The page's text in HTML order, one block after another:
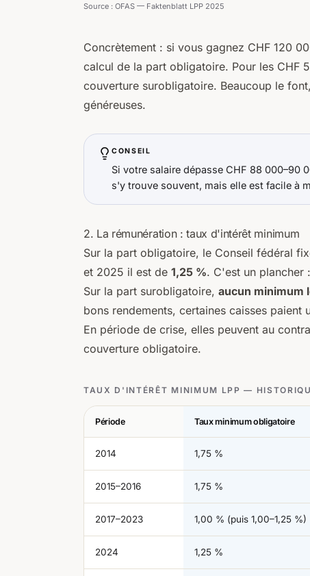
Source : OFAS — Faktenblatt LPP 2025
Concrètement : si vous gagnez CHF 120
calcul de la part obligatoire. Pour les CHF
couverture surobligatoire. Beaucoup le
généreuses.
CONSEIL
Si votre salaire dépasse CHF 88
s'y trouve souvent, mais elle est facile à
2. La rémunération : taux d'intérêt minimum
Sur la part obligatoire, le Conseil fédéral
et 2025 il est de 1,25 %. C'est un plancher
Sur la part surobligatoire, aucun minimum
bons rendements, certaines caisses
En période de crise, elles peuvent au
couverture obligatoire.
TAUX D'INTÉRÊT MINIMUM LPP —
Période Taux minimum obligatoire
2014 1,75 %
2015–2016 1,75 %
2017–2023 1,00 % (puis 1,00–1,25 %)
2024 1,25 %